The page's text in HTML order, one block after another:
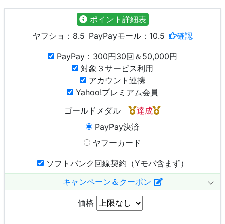
ポイント詳細表
ヤフショ： 8.5 PayPayモール： 10.5 確認
PayPay：300円30回＆50,000円
対象３サービス利用
アカウント連携
Yahoo!プレミアム会員
ゴールドメダル
達成
PayPay決済
ヤフーカード
ソフトバンク回線契約（Yモバ含まず）
キャンペーン＆クーポン
価格